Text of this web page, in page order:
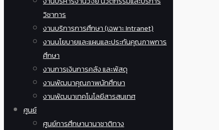
วิชาการ
งานบริการการศึกษา (เฉพาะ Intranet)
งานนโยบายและแผนและประกันคุณภาพการ
ศึกษา
งานการเงินการคลัง และพัสดุ
งานพัฒนาคุณภาพนักศึกษา
งานพัฒนาเทคโนโลยีสารสนเทศ
ศูนย์
ศูนย์การศึกษานานาชาติทาง